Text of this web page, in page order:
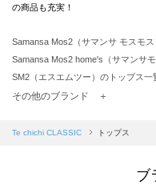
の商品も充実！
Samansa Mos2（サマンサ モスモ
Samansa Mos2 home's（サマンサ
SM2（エスエムツー）のトップス一
TSUHARU by Samansa Mos2（ツ
Samansa Mos2 blue（サマンサモス
sō4ū（ソウフォーユー）のトップ
その他のブランド ＋
Te chichi CLASSIC トップス
ブ